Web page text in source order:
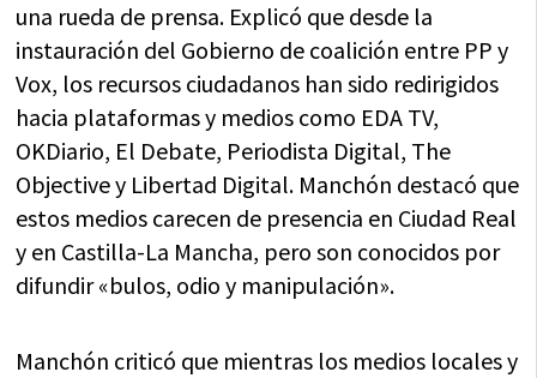
una rueda de prensa. Explicó que desde la
instauración del Gobierno de coalición entre PP y
Vox, los recursos ciudadanos han sido redirigidos
hacia plataformas y medios como EDA TV,
OKDiario, El Debate, Periodista Digital, The
Objective y Libertad Digital. Manchón destacó que
estos medios carecen de presencia en Ciudad Real
y en Castilla-La Mancha, pero son conocidos por
difundir «bulos, odio y manipulación».
Manchón criticó que mientras los medios locales y